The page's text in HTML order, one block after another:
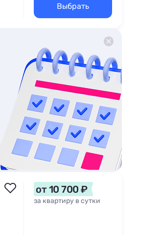
Выбрать
от 10 700 ₽
за квартиру в сутки